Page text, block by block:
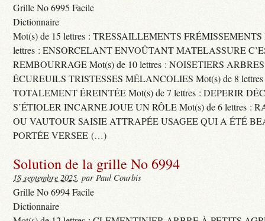
Grille No 6995 Facile
Dictionnaire
Mot(s) de 15 lettres : TRESSAILLEMENTS FRÉMISSEMENTS
lettres : ENSORCELANT ENVOÛTANT MATELASSURE
REMBOURRAGE Mot(s) de 10 lettres : NOISETIERS
ÉCUREUILS TRISTESSES MÉLANCOLIES Mot(s) de 8
TOTALEMENT ÉREINTÉE Mot(s) de 7 lettres : DEPERIR
S’ÉTIOLER INCARNE JOUE UN RÔLE Mot(s) de 6 lettres :
OU VAUTOUR SAISIE ATTRAPÉE USAGEE QUI A ÉTÉ
PORTÉE VERSEE (…)
Solution de la grille No 6994
18 septembre 2025, par Paul Courbis
Grille No 6994 Facile
Dictionnaire